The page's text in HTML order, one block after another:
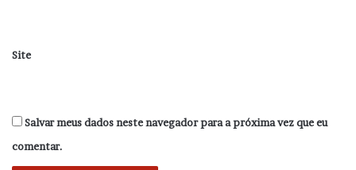
Site
Salvar meus dados neste navegador para a próxima vez que eu
comentar.